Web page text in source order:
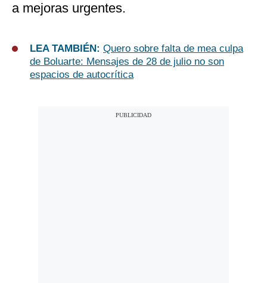
a mejoras urgentes.
LEA TAMBIÉN: Quero sobre falta de mea culpa
de Boluarte: Mensajes de 28 de julio no son
espacios de autocrítica